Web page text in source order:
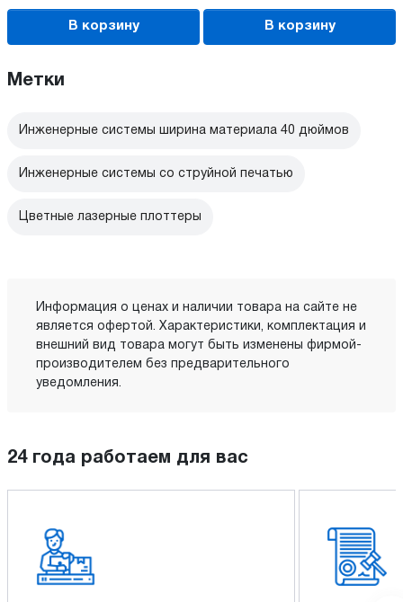
В корзину В корзину
Метки
Инженерные системы ширина материала 40 дюймов
Инженерные системы со струйной печатью
Цветные лазерные плоттеры
Информация о ценах и наличии товара на сайте не
является офертой. Характеристики, комплектация и
внешний вид товара могут быть изменены фирмой-
производителем без предварительного
уведомления.
24 года работаем для вас